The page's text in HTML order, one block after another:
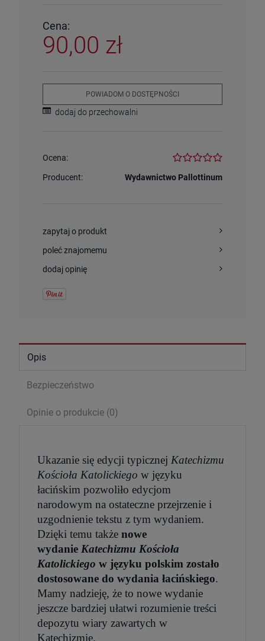
Serce Jezusa miłością goreje. Rozważania
wezwań Litanii do NSPJ
29,99 zł
Cena regularna: 39,99 zł
Najniższa cena: 29,99 zł
Cena:
90,00 zł
POWIADOM O DOSTĘPNOŚCI
dodaj do przechowalni
Ocena:
Producent: Wydawnictwo Pallottinum
zapytaj o produkt
poleć znajomemu
dodaj opinię
Opis
Bezpieczeństwo
Opinie o produkcie (0)
Ukazanie się edycji typicznej Katechizmu
Kościoła Katolickiego w języku
łacińskim pozwoliło edycjom
narodowym na ostateczne przejrzenie i
uzgodnienie tekstu z tym wydaniem.
Dzięki temu także nowe
wydanie Katechizmu Kościoła
Katolickiego w języku polskim zostało
dostosowane do wydania łacińskiego.
Mamy nadzieję, że to nowe wydanie
jeszcze bardziej ułatwi rozumienie treści
depozytu wiary zawartych w
Katechizmie.